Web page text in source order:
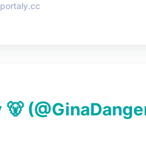
portaly.cc
🐻(@